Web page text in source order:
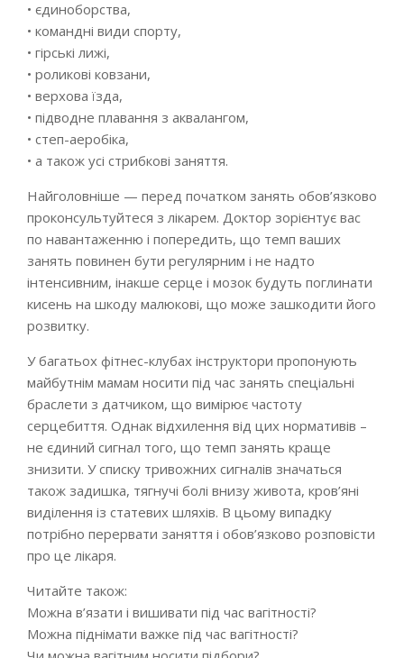
• єдиноборства,
• командні види спорту,
• гірські лижі,
• роликові ковзани,
• верхова їзда,
• підводне плавання з аквалангом,
• степ-аеробіка,
• а також усі стрибкові заняття.
Найголовніше — перед початком занять обов’язково
проконсультуйтеся з лікарем. Доктор зорієнтує вас
по навантаженню і попередить, що темп ваших
занять повинен бути регулярним і не надто
інтенсивним, інакше серце і мозок будуть поглинати
кисень на шкоду малюкові, що може зашкодити його
розвитку.
У багатьох фітнес-клубах інструктори пропонують
майбутнім мамам носити під час занять спеціальні
браслети з датчиком, що вимірює частоту
серцебиття. Однак відхилення від цих нормативів –
не єдиний сигнал того, що темп занять краще
знизити. У списку тривожних сигналів значаться
також задишка, тягнучі болі внизу живота, кров’яні
виділення із статевих шляхів. В цьому випадку
потрібно перервати заняття і обов’язково розповісти
про це лікаря.
Читайте також:
Можна в’язати і вишивати під час вагітності?
Можна піднімати важке під час вагітності?